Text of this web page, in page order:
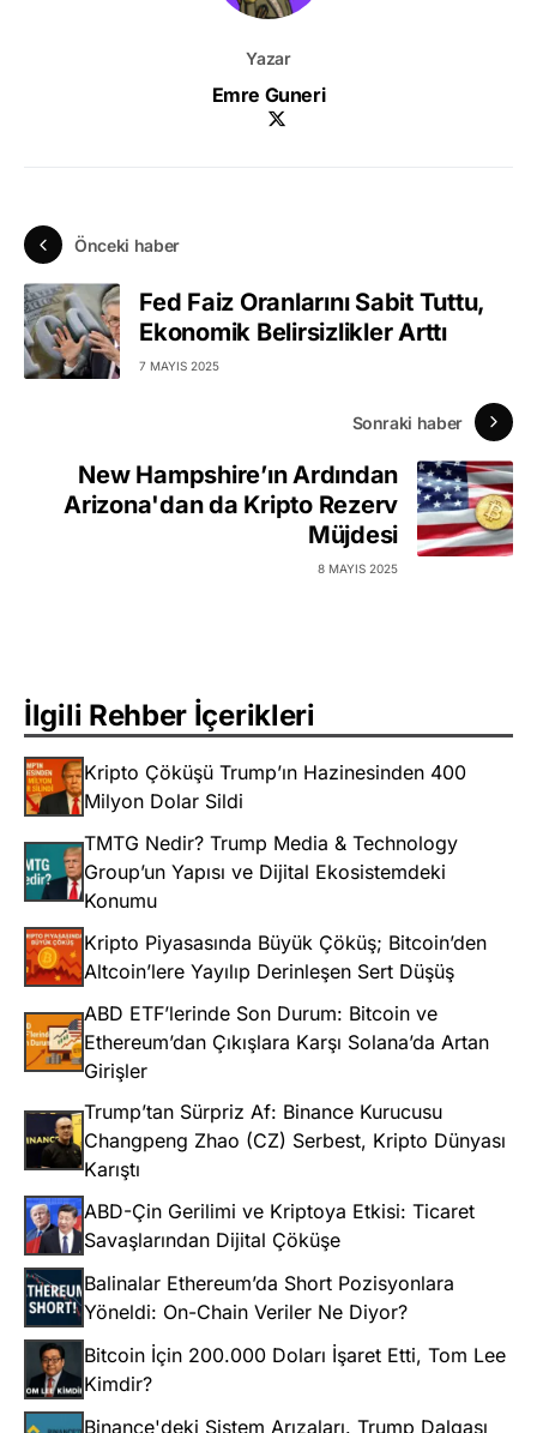
Yazar
Emre Guneri
Önceki haber
Fed Faiz Oranlarını Sabit Tuttu,
Ekonomik Belirsizlikler Arttı
7 MAYIS 2025
Sonraki haber
New Hampshire’ın Ardından
Arizona'dan da Kripto Rezerv
Müjdesi
8 MAYIS 2025
İlgili Rehber İçerikleri
Kripto Çöküşü Trump’ın Hazinesinden 400
Milyon Dolar Sildi
TMTG Nedir? Trump Media & Technology
Group’un Yapısı ve Dijital Ekosistemdeki
Konumu
Kripto Piyasasında Büyük Çöküş; Bitcoin’den
Altcoin’lere Yayılıp Derinleşen Sert Düşüş
ABD ETF’lerinde Son Durum: Bitcoin ve
Ethereum’dan Çıkışlara Karşı Solana’da Artan
Girişler
Trump’tan Sürpriz Af: Binance Kurucusu
Changpeng Zhao (CZ) Serbest, Kripto Dünyası
Karıştı
ABD-Çin Gerilimi ve Kriptoya Etkisi: Ticaret
Savaşlarından Dijital Çöküşe
Balinalar Ethereum’da Short Pozisyonlara
Yöneldi: On-Chain Veriler Ne Diyor?
Bitcoin İçin 200.000 Doları İşaret Etti, Tom Lee
Kimdir?
Binance'deki Sistem Arızaları. Trump Dalgası